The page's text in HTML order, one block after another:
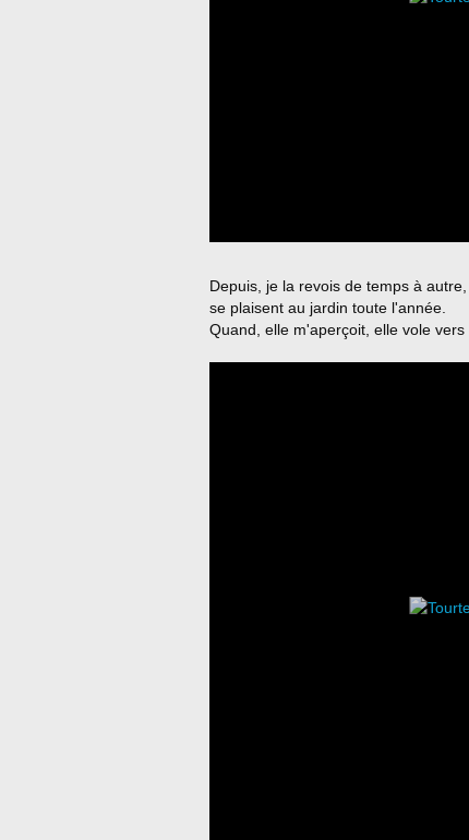
Depuis, je la revois de temps à
se plaisent au jardin toute l'année.
Quand, elle m'aperçoit, elle vole vers